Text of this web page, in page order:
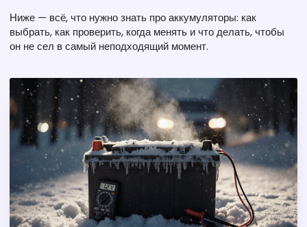
Ниже — всё, что нужно знать про аккумуляторы: как
выбрать, как проверить, когда менять и что делать, чтобы
он не сел в самый неподходящий момент.